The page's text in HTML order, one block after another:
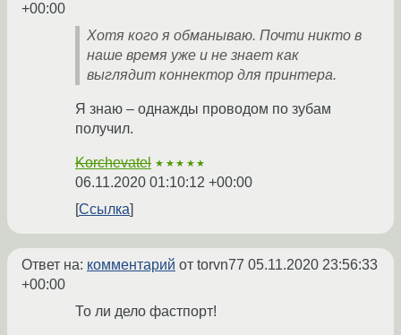
+00:00
Хотя кого я обманываю. Почти никто в
наше время уже и не знает как
выглядит коннектор для принтера.
Я знаю – однажды проводом по зубам
получил.
Korchevatel ★★★★★
06.11.2020 01:10:12 +00:00
Ссылка
Ответ на: комментарий от torvn77 05.11.2020 23:56:33
+00:00
То ли дело фастпорт!